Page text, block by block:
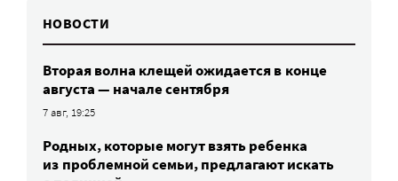
НОВОСТИ
Вторая волна клещей ожидается в конце
августа — начале сентября
7 авг, 19:25
Родных, которые могут взять ребенка
из проблемной семьи, предлагают искать